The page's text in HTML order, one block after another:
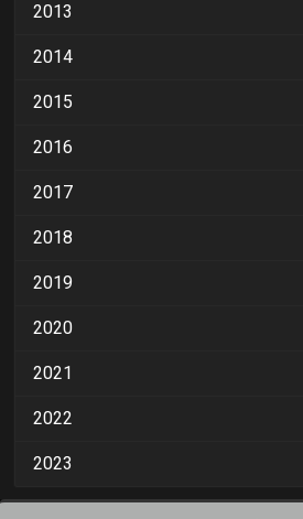
2013
2014
2015
2016
2017
2018
2019
2020
2021
2022
2023